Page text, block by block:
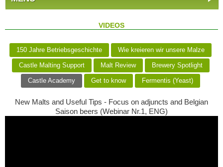
VIDEOS
150 Jahre Betriebsgeschichte Wie kreieren wir unsere Malze
Castle Malting Support Malt Review Brewery Spotlight
Castle Academy Get to know Fermentis (Yeast)
New Malts and Useful Tips - Focus on adjuncts and Belgian
Saison beers (Webinar Nr.1, ENG)